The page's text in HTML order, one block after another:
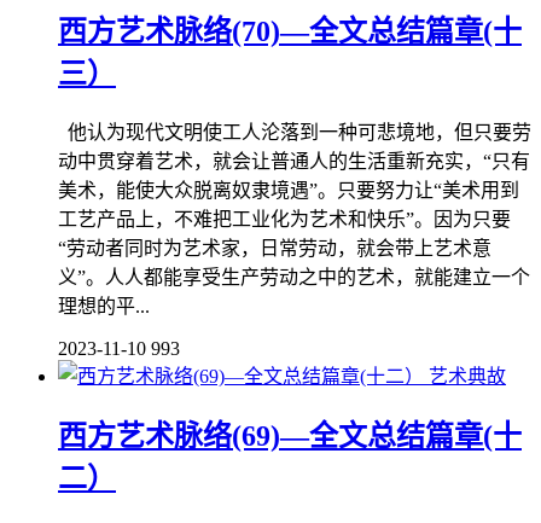
西方艺术脉络(70)—全文总结篇章(十
三）
他认为现代文明使工人沦落到一种可悲境地，但只要劳
动中贯穿着艺术，就会让普通人的生活重新充实，“只有
美术，能使大众脱离奴隶境遇”。只要努力让“美术用到
工艺产品上，不难把工业化为艺术和快乐”。因为只要
“劳动者同时为艺术家，日常劳动，就会带上艺术意
义”。人人都能享受生产劳动之中的艺术，就能建立一个
理想的平...
2023-11-10 993
艺术典故
西方艺术脉络(69)—全文总结篇章(十
二）